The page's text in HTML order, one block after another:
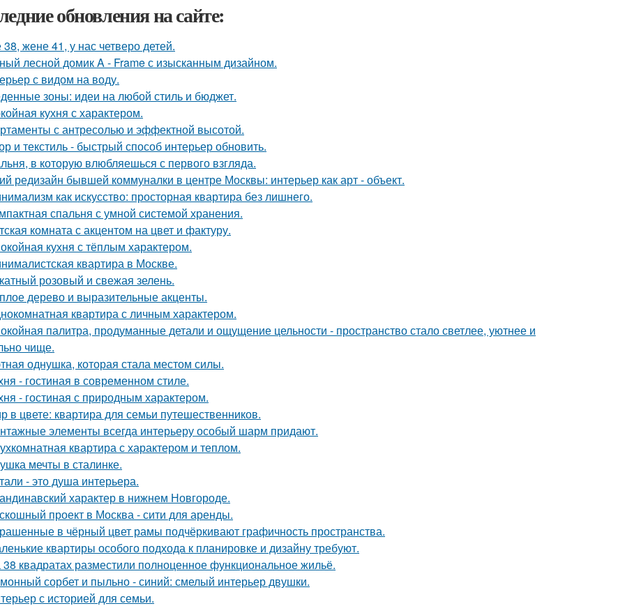
обновления на сайте:
жене 41, у нас четверо детей.
лесной домик A - Frame с изысканным дизайном.
с видом на воду.
зоны: идеи на любой стиль и бюджет.
кухня с характером.
с антресолью и эффектной высотой.
и текстиль - быстрый способ интерьер обновить.
в которую влюбляешься с первого взгляда.
редизайн бывшей коммуналки в центре Москвы: интерьер как арт - объект.
как искусство: просторная квартира без лишнего.
спальня с умной системой хранения.
комната с акцентом на цвет и фактуру.
кухня с тёплым характером.
квартира в Москве.
розовый и свежая зелень.
дерево и выразительные акценты.
квартира с личным характером.
палитра, продуманные детали и ощущение цельности - пространство стало светлее, уютнее и
чище.
однушка, которая стала местом силы.
- гостиная в современном стиле.
- гостиная с природным характером.
в цвете: квартира для семьи путешественников.
элементы всегда интерьеру особый шарм придают.
квартира с характером и теплом.
мечты в сталинке.
- это душа интерьера.
характер в нижнем Новгороде.
проект в Москва - сити для аренды.
в чёрный цвет рамы подчёркивают графичность пространства.
квартиры особого подхода к планировке и дизайну требуют.
квадратах разместили полноценное функциональное жильё.
сорбет и пыльно - синий: смелый интерьер двушки.
с историей для семьи.